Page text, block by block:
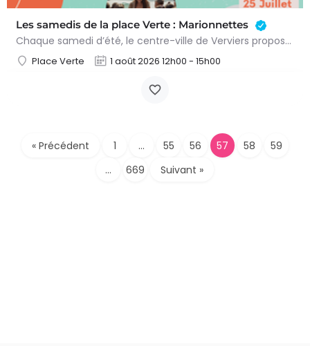
Les samedis de la place Verte : Marionnettes
Chaque samedi d’été, le centre-ville de Verviers propose des animations thématiques sur la place Verte, en…
Place Verte 1 août 2026 12h00 - 15h00
« Précédent 1 … 55 56 57 58
59
…
669 Suivant »